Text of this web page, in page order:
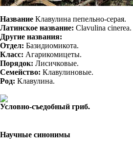
Название Клавулина пепельно-серая.
Латинское название: Clavulina cinerea.
Другие названия:
Отдел: Базидиомикота.
Класс: Агарикомицеты.
Порядок: Лисичковые.
Семейство: Клавулиновые.
Род: Клавулина.
Условно-съедобный гриб.
Научные синонимы